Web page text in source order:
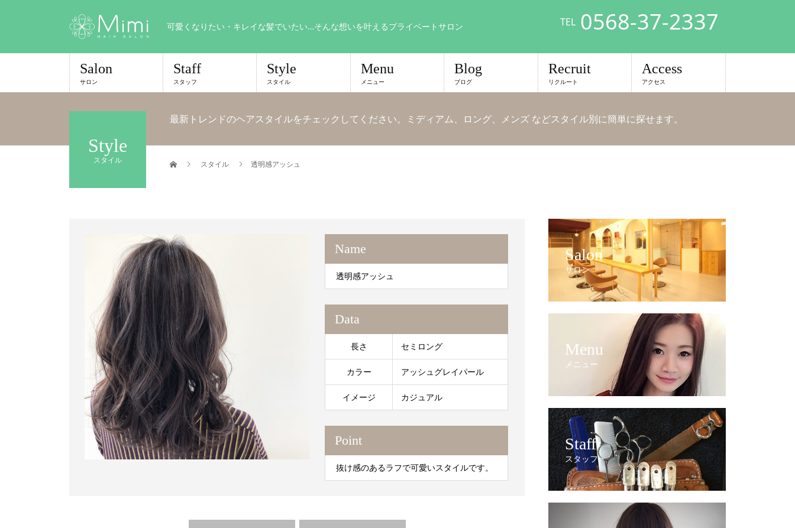
可愛くなりたい・キレイな髪でいたい…そんな想いを叶えるプライベートサロン TEL 0568-37-2337
Salon
サロン
Staff
スタッフ
Style
スタイル
Menu
メニュー
Blog
ブログ
Recruit
リクルート
Access
アクセス
Style
スタイル
最新トレンドのヘアスタイルをチェックしてください。ミディアム、ロング、メンズ などスタイル別に簡単に探せます。
スタイル 透明感アッシュ
Name
透明感アッシュ
Data
長さ セミロング
カラー アッシュグレイパール
イメージ カジュアル
Point
抜け感のあるラフで可愛いスタイルです。
Salon
サロン
Menu
メニュー
Staff
スタッフ